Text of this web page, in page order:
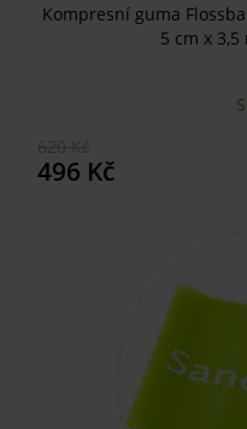
Kompresní guma
5 cm x
496 Kč